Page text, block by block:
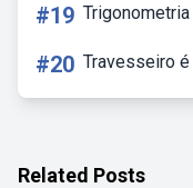
#19
#20 Travesseiro
Related Posts